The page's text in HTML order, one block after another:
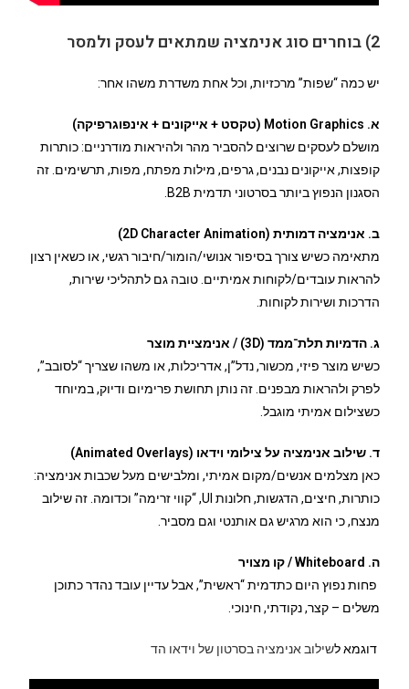
2) בוחרים סוג אנימציה שמתאים לעסק ולמסר
יש כמה “שפות” מרכזיות, וכל אחת משדרת משהו אחר:
א. Motion Graphics (טקסט + אייקונים + אינפוגרפיקה)
מושלם לעסקים שרוצים להסביר מהר ולהיראות מודרניים: כותרות
קופצות, אייקונים נבנים, גרפים, מילות מפתח, מפות, תרשימים. זה
הסגנון הנפוץ ביותר בסרטוני תדמית B2B.
ב. אנימציה דמותית (2D Character Animation)
מתאימה כשיש צורך בסיפור אנושי/הומור/חיבור רגשי, או כשאין רצון
להראות עובדים/לקוחות אמיתיים. טובה גם לתהליכי שירות,
הדרכות ושירות לקוחות.
ג. הדמיות תלת־ממד (3D) / אנימציית מוצר
כשיש מוצר פיזי, מכשור, נדל”ן, אדריכלות, או משהו שצריך “לסובב”,
לפרק ולהראות מבפנים. זה נותן תחושת פרימיום ודיוק, במיוחד
כשצילום אמיתי מוגבל.
ד. שילוב אנימציה על צילומי וידאו (Animated Overlays)
כאן מצלמים אנשים/מקום אמיתי, ומלבישים מעל שכבות אנימציה:
כותרות, חיצים, הדגשות, חלונות UI, “קווי זרימה” וכדומה. זה שילוב
מנצח, כי הוא מרגיש גם אותנטי וגם מסביר.
ה. Whiteboard / קו מצויר
פחות נפוץ היום כתדמית “ראשית”, אבל עדיין עובד נהדר כתוכן
משלים – קצר, נקודתי, חינוכי.
דוגמא לשילוב אנימציה בסרטון של וידאו הד